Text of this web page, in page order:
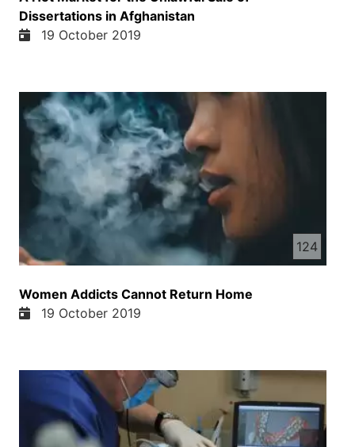
Dissertations in Afghanistan
19 October 2019
124
Women Addicts Cannot Return Home
19 October 2019